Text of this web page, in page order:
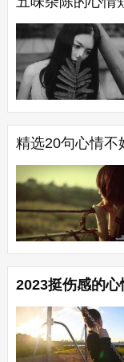
精选20句心情不
2023挺伤感的心